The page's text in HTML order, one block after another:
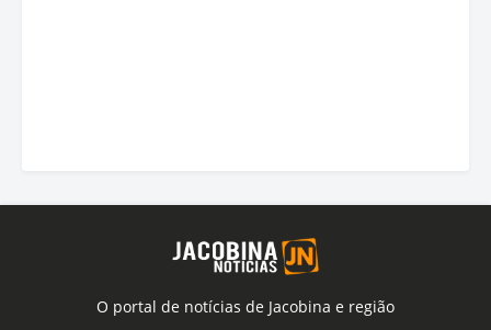
O portal de notícias de Jacobina e região